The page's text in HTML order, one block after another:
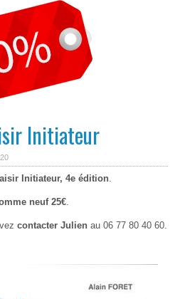
Initiateur
Initiateur, 4e édition.
neuf 25€.
contacter Julien au 06 77 80 40 60.